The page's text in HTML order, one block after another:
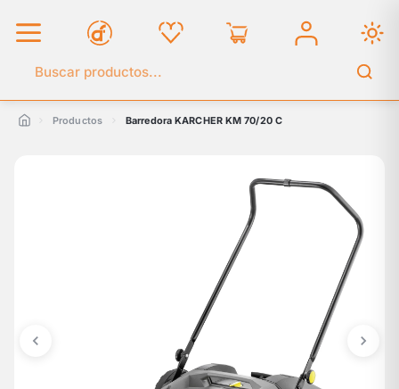
Buscar en el catálogo
Productos Barredora KARCHER KM 70/20 C